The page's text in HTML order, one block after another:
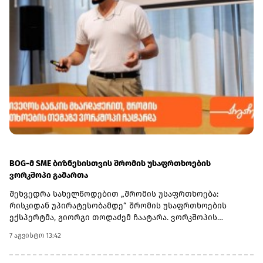
BOG-მ SME ბიზნესისთვის შრომის უსაფრთხოების
ვორკშოპი გამართა
შეხვედრა სახელწოდებით „შრომის უსაფრთხოება:
რისკიდან უპირატესობამდე“ შრომის უსაფრთხოების
ექსპერტმა, გიორგი თოდაძემ ჩაატარა. ვორკშოპის
იმის შესახებ, თუ როგორ იქცევა უსაფრთხოების
სტანდარტების დანერგვა ბიზნესის მდგრადი
7 აგვისტო 13:42